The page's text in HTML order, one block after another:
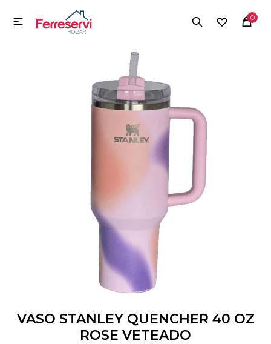
0

VASO STANLEY QUENCHER 40 OZ
ROSE VETEADO
MI CUENTA
Herramientas y Construcción
Herramientas y Construcción
Jardín y Aire Libre